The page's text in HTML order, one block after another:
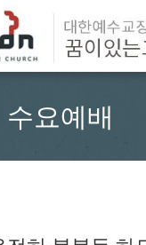
수요예배